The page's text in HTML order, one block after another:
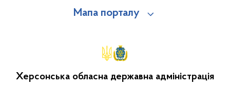
Мапа порталу
Херсонська обласна державна адміністрація